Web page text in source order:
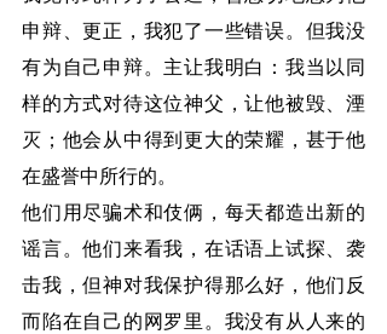
申辩、更正，我犯了一些错误。但我没
有为自己申辩。主让我明白：我当以同
样的方式对待这位神父，让他被毁、湮
灭；他会从中得到更大的荣耀，甚于他
在盛誉中所行的。
他们用尽骗术和伎俩，每天都造出新的
谣言。他们来看我，在话语上试探、袭
击我，但神对我保护得那么好，他们反
而陷在自己的网罗里。我没有从人来的